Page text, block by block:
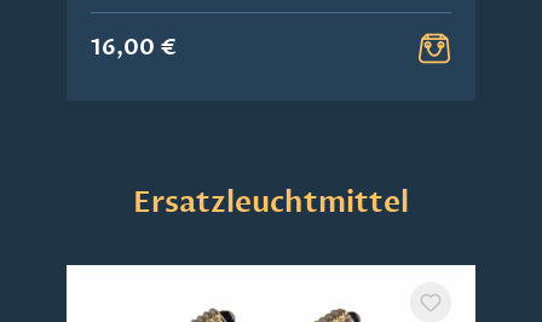
16,00 €
Produktgalerie überspringen
Ersatzleuchtmittel